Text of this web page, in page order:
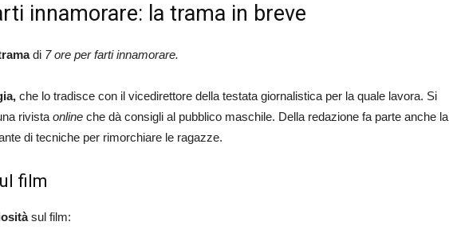
innamorare: la trama in breve
di 7 ore per farti innamorare.
che lo tradisce con il vicedirettore della testata giornalistica per la quale lavora. Si
rivista online che dà consigli al pubblico maschile. Della redazione fa parte anche la
di tecniche per rimorchiare le ragazze.
film
sul film: